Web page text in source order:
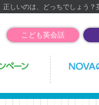
正しいのは、どっちでしょう？
こども英会話